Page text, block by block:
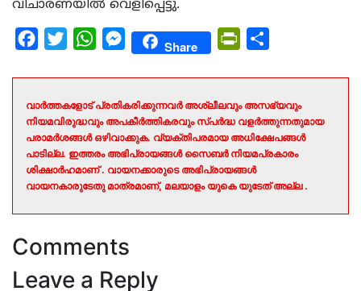
വിചാരണയിൽ വെളിപ്പെട്ടു.
Facebook
Twitter WhatsAppMessengerShare PrintFriendly
വാർത്തകളോട് പ്രതികരിക്കുന്നവർ അശ്ലീലവും അസഭ്യവും
നിയമവിരുദ്ധവും അപകീർത്തികരവും സ്പർദ്ധ വളർത്തുന്നതുമായ
പരാമർശങ്ങൾ ഒഴിവാക്കുക. വ്യക്തിപരമായ അധിക്ഷേപങ്ങൾ
പാടില്ല. ഇത്തരം അഭിപ്രായങ്ങൾ സൈബർ നിയമപ്രകാരം
ശിക്ഷാർഹമാണ് . വായനക്കാരുടെ അഭിപ്രായങ്ങൾ
വായനകാരുടേതു മാത്രമാണ്, മലയാളം യുകെ യുടേത് അല്ല .
Comments
Leave a Reply